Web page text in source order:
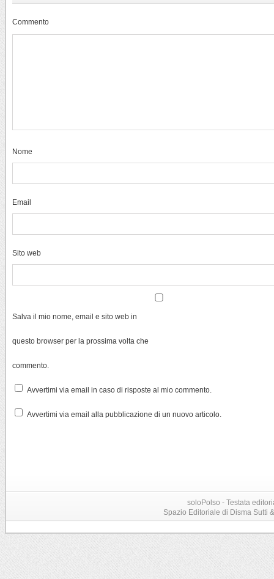
Commento
Nome
Email
Sito web
Salva il mio nome, email e sito web in
questo browser per la prossima volta che
commento.
Avvertimi via email in caso di risposte al mio commento.
Avvertimi via email alla pubblicazione di un nuovo articolo.
soloPolso - Testata
Spazio Editoriale di Disma Sutti